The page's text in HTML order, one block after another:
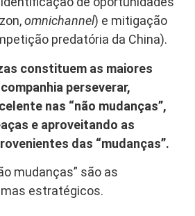
omnichannel) e mitigação
predatória da China).
constituem as maiores
perseverar,
nas “não mudanças”,
e aproveitando as
das “mudanças”.
mudanças” são as
estratégicos.